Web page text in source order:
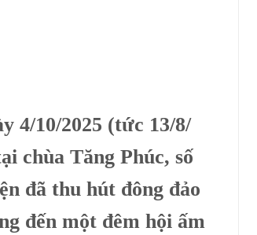
4/10/2025 (tức 13/8/
chùa Tăng Phúc, số
đã thu hút đông đảo
đến một đêm hội ấm